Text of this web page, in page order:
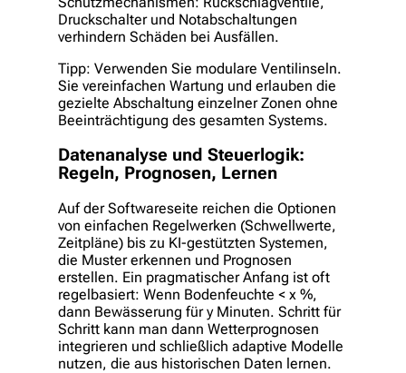
Druckschalter und Notabschaltungen
verhindern Schäden bei Ausfällen.
Tipp: Verwenden Sie modulare Ventilinseln.
Sie vereinfachen Wartung und erlauben die
gezielte Abschaltung einzelner Zonen ohne
Beeinträchtigung des gesamten Systems.
Datenanalyse und Steuerlogik:
Regeln, Prognosen, Lernen
Auf der Softwareseite reichen die Optionen
von einfachen Regelwerken (Schwellwerte,
Zeitpläne) bis zu KI-gestützten Systemen,
die Muster erkennen und Prognosen
erstellen. Ein pragmatischer Anfang ist oft
regelbasiert: Wenn Bodenfeuchte < x %,
dann Bewässerung für y Minuten. Schritt für
Schritt kann man dann Wetterprognosen
integrieren und schließlich adaptive Modelle
nutzen, die aus historischen Daten lernen.